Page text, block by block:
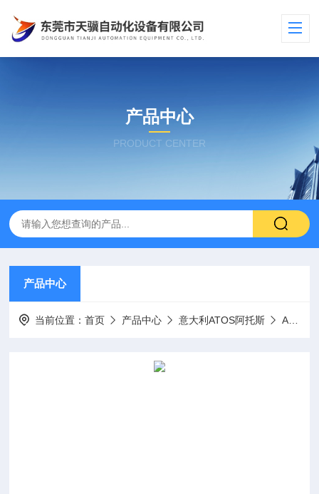
产品中心
PRODUCT CENTER
产品中心
当前位置：首页 产品中心 意大利ATOS阿托斯 Atos柱塞泵